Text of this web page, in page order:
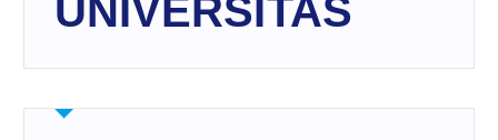
UNIVERSITAS